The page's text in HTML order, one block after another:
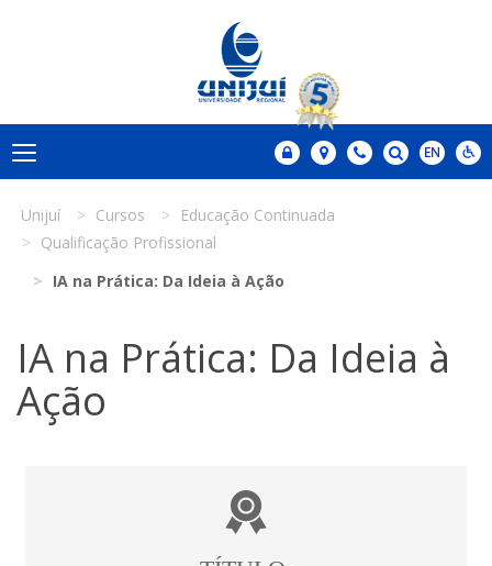
Unijuí Cursos
Educação Continuada
Qualificação Profissional
IA na Prática: Da Ideia à Ação
IA na Prática: Da Ideia à
Ação